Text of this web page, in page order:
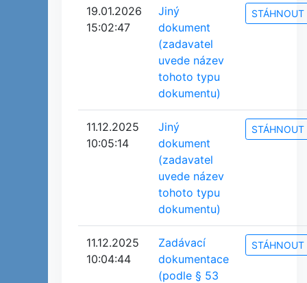
19.01.2026
15:02:47
Jiný
dokument
(zadavatel
uvede název
tohoto typu
dokumentu)
STÁHNOUT
11.12.2025
10:05:14
Jiný
dokument
(zadavatel
uvede název
tohoto typu
dokumentu)
STÁHNOUT
11.12.2025
10:04:44
Zadávací
dokumentace
(podle § 53
STÁHNOUT